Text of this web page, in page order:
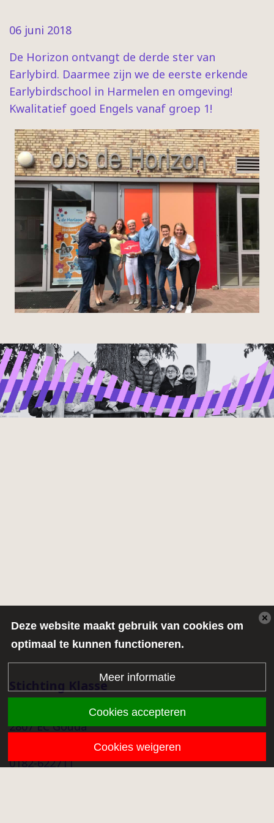
06 juni 2018
De Horizon ontvangt de derde ster van
Earlybird. Daarmee zijn we de eerste erkende
Earlybirdschool in Harmelen en omgeving!
Kwalitatief goed Engels vanaf groep 1!
Stichting Klasse
Middenmolenlaan 68a
2807 EC Gouda
info@stichtingklasse.nl
0182-622711
Deze website maakt gebruik van cookies om
optimaal te kunnen functioneren.
Meer informatie
Cookies accepteren
Cookies weigeren